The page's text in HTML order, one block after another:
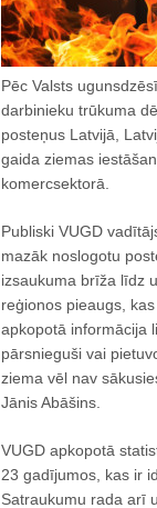
Pēc Valsts
darbinieku trūkuma
posteņus Latvijā,
gaida ziemas
komercsektorā.
Publiski VUGD
mazāk noslogotu
izsaukuma brīža līdz
reģionos pieaugs,
apkopotā informācija
pārsnieguši vai
ziema vēl nav
Jānis Abāšins.
VUGD apkopotā
23 gadījumos, kas ir
Satraukumu rada arī